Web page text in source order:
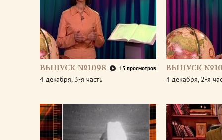
ВЫПУСК №1098 15 просмотров
4 декабря, 3-я часть
ВЫПУСК
4 декабря, 2-я